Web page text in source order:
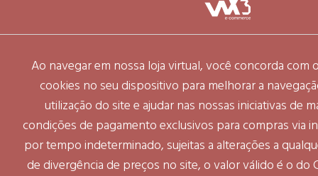
Ao navegar em nossa loja virtual, você concorda com
cookies no seu dispositivo para melhorar a
utilização do site e ajudar nas nossas iniciativas de
condições de pagamento exclusivos para compras via
por tempo indeterminado, sujeitas a alterações a
de divergência de preços no site, o valor válido é o do